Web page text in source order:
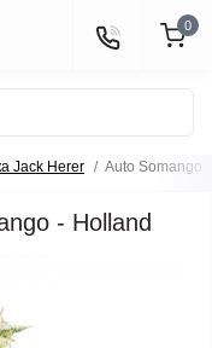
0
Jack Herer Auto Somango
- Holland